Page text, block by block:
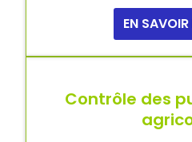
EN
Contrôle des